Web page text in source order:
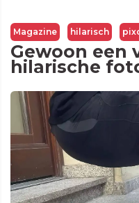
Magazine hilarisch
Gewoon een
hilarische